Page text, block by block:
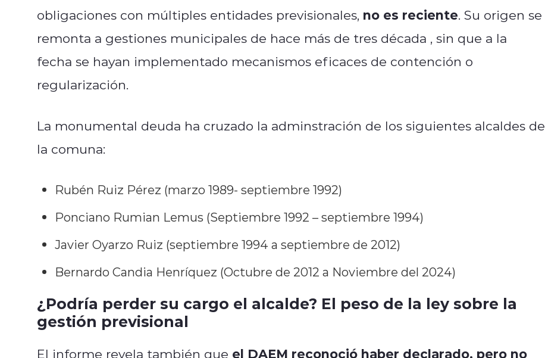
obligaciones con múltiples entidades previsionales, no es reciente. Su origen se
remonta a gestiones municipales de hace más de tres década , sin que a la
fecha se hayan implementado mecanismos eficaces de contención o
regularización.
La monumental deuda ha cruzado la adminstración de los siguientes alcaldes de
la comuna:
Rubén Ruiz Pérez (marzo 1989- septiembre 1992)
Ponciano Rumian Lemus (Septiembre 1992 – septiembre 1994)
Javier Oyarzo Ruiz (septiembre 1994 a septiembre de 2012)
Bernardo Candia Henríquez (Octubre de 2012 a Noviembre del 2024)
¿Podría perder su cargo el alcalde? El peso de la ley sobre la
gestión previsional
El informe revela también que el DAEM reconoció haber declarado, pero no